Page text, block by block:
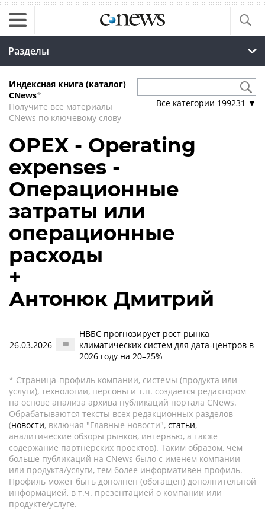
Разделы
Индексная книга (каталог)
CNews*
Получите все материалы
CNews по ключевому слову
Все категории 199231 ▼
OPEX - Operating
expenses -
Операционные
затраты или
операционные
расходы
+
Антонюк Дмитрий
26.03.2026
НВБС прогнозирует рост рынка
климатических систем для дата-центров в
2026 году на 20–25%
* Страница-профиль компании, системы (продукта или
услуги), технологии, персоны и т.п. создается редактором
на основе анализа архива публикаций портала CNews.
Обрабатываются тексты всех редакционных разделов
(новости, включая "Главные новости", статьи,
аналитические обзоры рынков, интервью, а также
содержание партнёрских проектов). Таким образом, чем
больше публикаций на CNews было с именем компании
или продукта/услуги, тем более информативен профиль.
Профиль может быть дополнен (обогащен) дополнительной
информацией, в т.ч. презентацией о компании или
продукте/услуге.